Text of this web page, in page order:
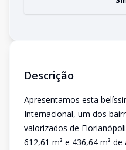
Descrição
Apresentamos esta
Internacional, um dos
valorizados de
612,61 m² e 436,64 m²